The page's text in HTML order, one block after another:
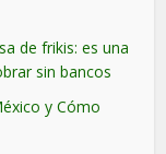
de frikis: es una
sin bancos
y Cómo